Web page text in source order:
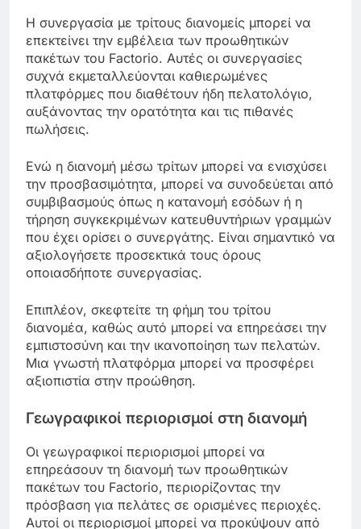
Η συνεργασία με τρίτους διανομείς μπορεί να
επεκτείνει την εμβέλεια των προωθητικών
πακέτων του Factorio. Αυτές οι συνεργασίες
συχνά εκμεταλλεύονται καθιερωμένες
πλατφόρμες που διαθέτουν ήδη πελατολόγιο,
αυξάνοντας την ορατότητα και τις πιθανές
πωλήσεις.
Ενώ η διανομή μέσω τρίτων μπορεί να ενισχύσει
την προσβασιμότητα, μπορεί να συνοδεύεται από
συμβιβασμούς όπως η κατανομή εσόδων ή η
τήρηση συγκεκριμένων κατευθυντήριων γραμμών
που έχει ορίσει ο συνεργάτης. Είναι σημαντικό να
αξιολογήσετε προσεκτικά τους όρους
οποιασδήποτε συνεργασίας.
Επιπλέον, σκεφτείτε τη φήμη του τρίτου
διανομέα, καθώς αυτό μπορεί να επηρεάσει την
εμπιστοσύνη και την ικανοποίηση των πελατών.
Μια γνωστή πλατφόρμα μπορεί να προσφέρει
αξιοπιστία στην προώθηση.
Γεωγραφικοί περιορισμοί στη διανομή
Οι γεωγραφικοί περιορισμοί μπορεί να
επηρεάσουν τη διανομή των προωθητικών
πακέτων του Factorio, περιορίζοντας την
πρόσβαση για πελάτες σε ορισμένες περιοχές.
Αυτοί οι περιορισμοί μπορεί να προκύψουν από